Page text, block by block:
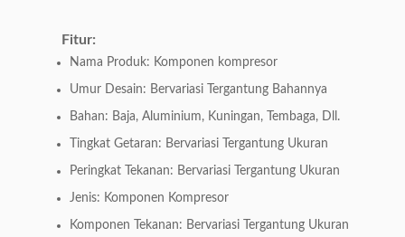
Fitur:
Nama Produk: Komponen kompresor
Umur Desain: Bervariasi Tergantung Bahannya
Bahan: Baja, Aluminium, Kuningan, Tembaga, Dll.
Tingkat Getaran: Bervariasi Tergantung Ukuran
Peringkat Tekanan: Bervariasi Tergantung Ukuran
Jenis: Komponen Kompresor
Komponen Tekanan: Bervariasi Tergantung Ukuran